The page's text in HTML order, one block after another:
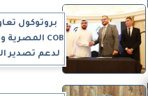
بروتوكول
لدعم تصدير